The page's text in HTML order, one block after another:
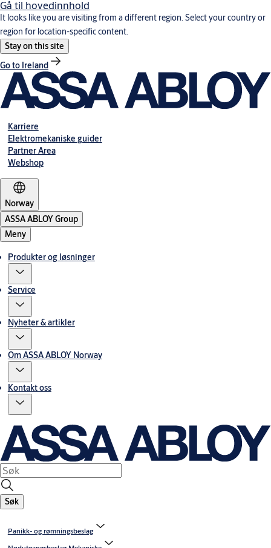
Gå til hovedinnhold
It looks like you are visiting from a different region. Select your country or
region for location-specific content.
Stay on this site
Go to Ireland
Karriere
Elektromekaniske guider
Partner Area
Webshop
Norway
ASSA ABLOY Group
Meny
Produkter og løsninger
Service
Nyheter & artikler
Om ASSA ABLOY Norway
Kontakt oss
Søk
Panikk- og rømningsbeslag